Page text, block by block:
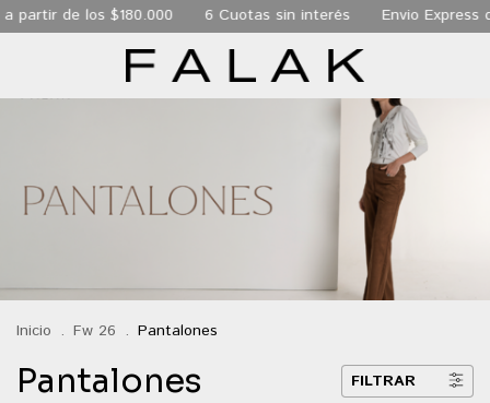
de los $180.000 6 Cuotas sin interés Envio Express
Inicio . Fw 26 . Pantalones
Pantalones FILTRAR